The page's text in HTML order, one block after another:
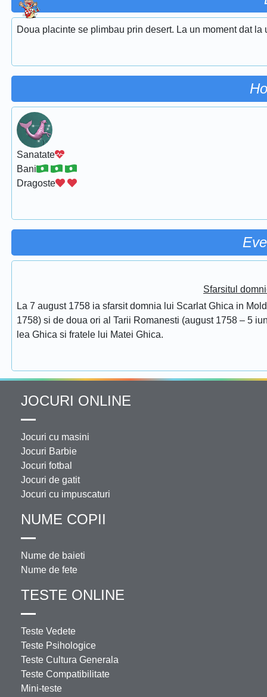
Doua placinte se plimbau prin desert. La un moment dat
Sanatate
Bani
Dragoste
Sfarsitul
La 7 august 1758 ia sfarsit domnia lui Scarlat Ghica in
1758) si de doua ori al Tarii Romanesti (august 1758 – 5
lea Ghica si fratele lui Matei Ghica.
JOCURI ONLINE
Jocuri cu masini
Jocuri Barbie
Jocuri fotbal
Jocuri de gatit
Jocuri cu impuscaturi
NUME COPII
Nume de baieti
Nume de fete
TESTE ONLINE
Teste Vedete
Teste Psihologice
Teste Cultura Generala
Teste Compatibilitate
Mini-teste